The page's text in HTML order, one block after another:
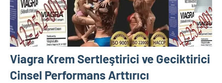
Viagra Krem Sertleştirici ve Geciktirici
Cinsel Performans Arttırıcı